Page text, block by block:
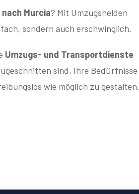
nach Murcia? Mit Umzugshelden
sondern auch erschwinglich.
Umzugs- und Transportdienste
sind, Ihre Bedürfnisse
wie möglich zu gestalten.